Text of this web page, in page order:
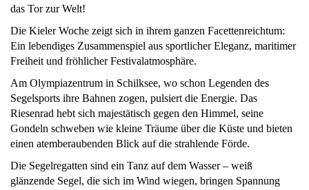
das Tor zur Welt!
Die Kieler Woche zeigt sich in ihrem ganzen Facettenreichtum:
Ein lebendiges Zusammenspiel aus sportlicher Eleganz, maritimer
Freiheit und fröhlicher Festivalatmosphäre.
Am Olympiazentrum in Schilksee, wo schon Legenden des
Segelsports ihre Bahnen zogen, pulsiert die Energie. Das
Riesenrad hebt sich majestätisch gegen den Himmel, seine
Gondeln schweben wie kleine Träume über die Küste und bieten
einen atemberaubenden Blick auf die strahlende Förde.
Die Segelregatten sind ein Tanz auf dem Wasser – weiß
glänzende Segel, die sich im Wind wiegen, bringen Spannung